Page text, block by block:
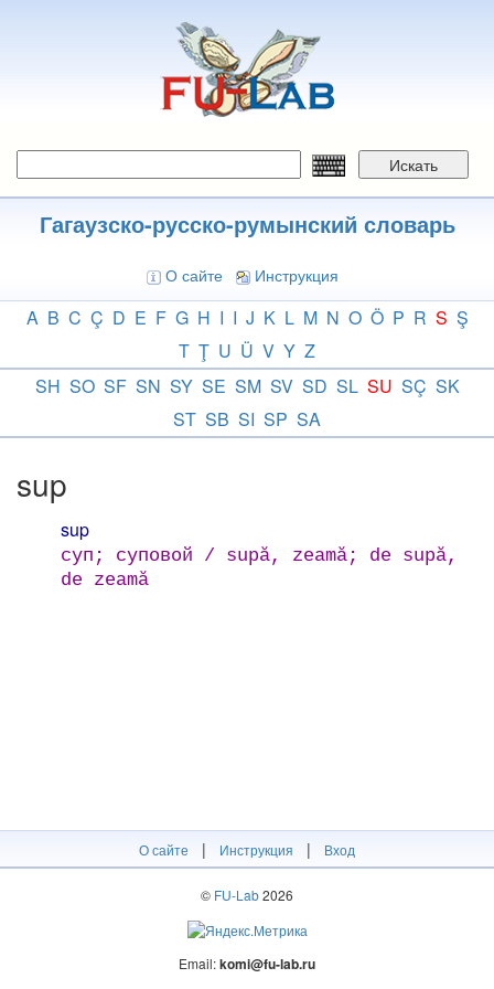
Искать
Гагаузско-русско-румынский словарь
О сайте Инструкция
A B C Ç D E F G H I I J K L M N O Ö P R S Ş
T Ţ U Ü V Y Z
SH SO SF SN SY SE SM SV SD SL SU SÇ SK
ST SB SI SP SA
sup
sup
суп; суповой / supă, zeamă; de supă,
de zeamă
О сайте | Инструкция | Вход
© FU-Lab2026
Email:komi@fu-lab.ru